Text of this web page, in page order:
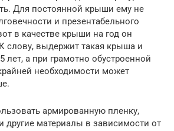
Для постоянной крыши ему не
и презентабельного
в качестве крыши на год он
слову, выдержит такая крыша и
лет, а при грамотно обустроенной
необходимости может
армированную пленку,
другие материалы в зависимости от